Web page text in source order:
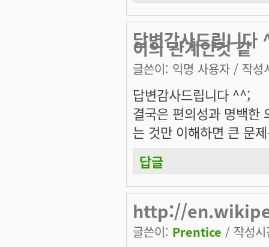
답변감사드립니
이의 관계인것 같
글쓴이: 익명 사용자 / 작성
답변감사드립니다 ^^;
결국은 편의성과 명백
는 것만 이해하면 큰 문
답글
http://
글쓴이: Prentice / 작성